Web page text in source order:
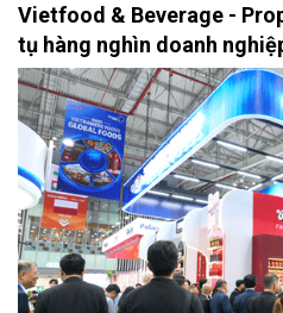
Vietfood & Beverage -
tụ hàng nghìn doanh